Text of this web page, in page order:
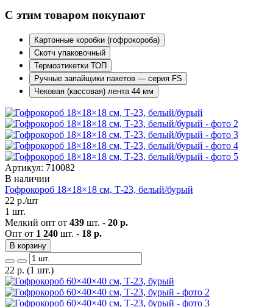
С этим товаром покупают
Картонные коробки (гофрокороба)
Скотч упаковочный
Термоэтикетки ТОП
Ручные запайщики пакетов — серия FS
Чековая (кассовая) лента 44 мм
Артикул: 710082
В наличии
Гофрокороб 18×18×18 см, Т-23, белый/бурый
22 р./шт
1 шт.
Мелкий опт от 439 шт. - 20 р.
Опт от 1 240 шт. - 18 р.
В корзину
22 р. (1 шт.)